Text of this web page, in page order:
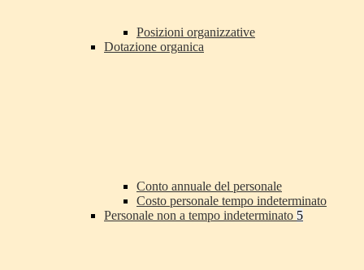
Posizioni organizzative
Dotazione organica
Conto annuale del personale
Costo personale tempo indeterminato
Personale non a tempo indeterminato 5